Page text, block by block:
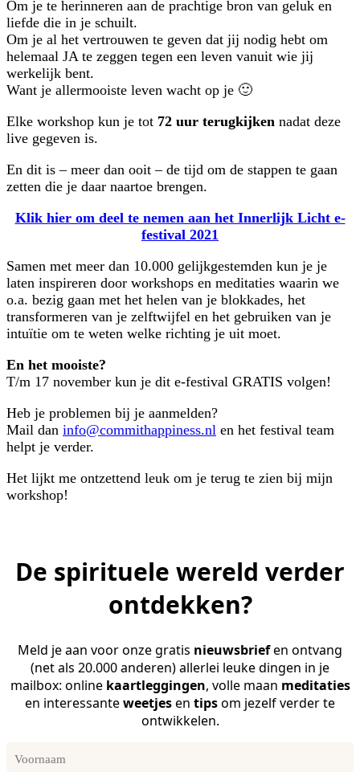
Om je te herinneren aan de prachtige bron van geluk en
liefde die in je schuilt.
​Om je al het vertrouwen te geven dat jij nodig hebt om
helemaal JA te zeggen tegen een leven vanuit wie jij
werkelijk bent.
Want je allermooiste leven wacht op je 🙂
Elke workshop kun je tot 72 uur terugkijken nadat deze
live gegeven is.
En dit is – meer dan ooit – de tijd om de stappen te gaan
zetten die je daar naartoe brengen.
Klik hier om deel te nemen aan het Innerlijk Licht e-
festival 2021
Samen met meer dan 10.000 gelijkgestemden kun je je
laten inspireren door workshops en meditaties waarin we
o.a. bezig gaan met het helen van je blokkades, het
transformeren van je zelftwijfel en het gebruiken van je
intuïtie om te weten welke richting je uit moet.
En het mooiste?
T/m 17 november kun je dit e-festival GRATIS volgen!
Heb je problemen bij je aanmelden?
Mail dan info@commithappiness.nl en het festival team
helpt je verder.
Het lijkt me ontzettend leuk om je terug te zien bij mijn
workshop!
De spirituele wereld verder
ontdekken?
Meld je aan voor onze gratis nieuwsbriefen ontvang
(net als 20.000 anderen) allerlei leuke dingen in je
mailbox: online kaartleggingen, volle maan meditaties
en interessanteweetjesen tipsom jezelf verder te
ontwikkelen.